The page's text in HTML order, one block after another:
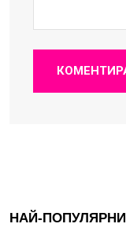
НАЙ-ПОПУЛЯРНИ